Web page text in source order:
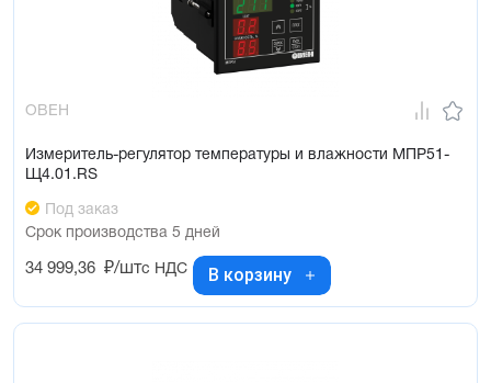
ОВЕН
Измеритель-регулятор температуры и влажности МПР51-
Щ4.01.RS
Под заказ
Срок производства 5 дней
34 999,36 ₽/штс НДС В корзину